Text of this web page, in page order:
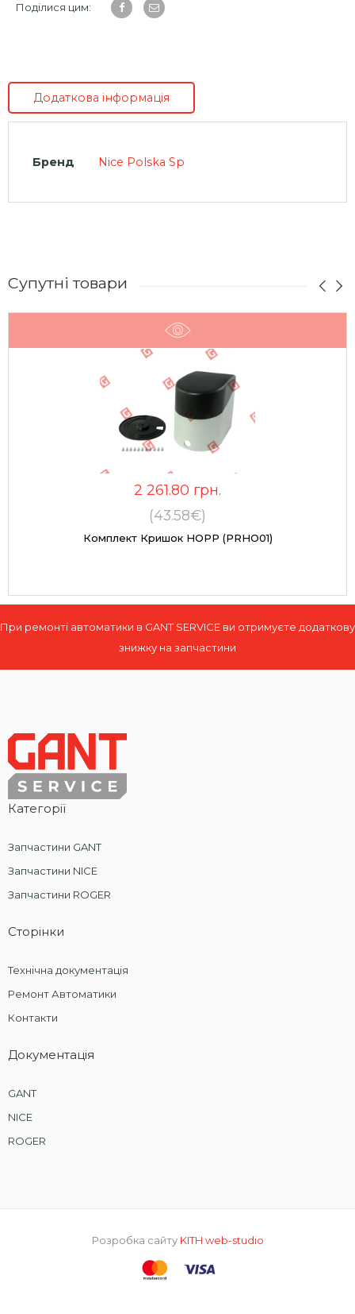
Поділися цим:
Додаткова інформація
Бренд Nice Polska Sp
Супутні товари
2 261.80 грн.
(43.58€)
Комплект Кришок HOPP (PRHO01)
При ремонті автоматики в GANT SERVICE ви отримуєте додаткову
знижку на запчастини
Категорії
Запчастини GANT
Запчастини NICE
Запчастини ROGER
Сторінки
Технічна документація
Ремонт Автоматики
Контакти
Документація
GANT
NICE
ROGER
Розробка сайту KITH web-studio